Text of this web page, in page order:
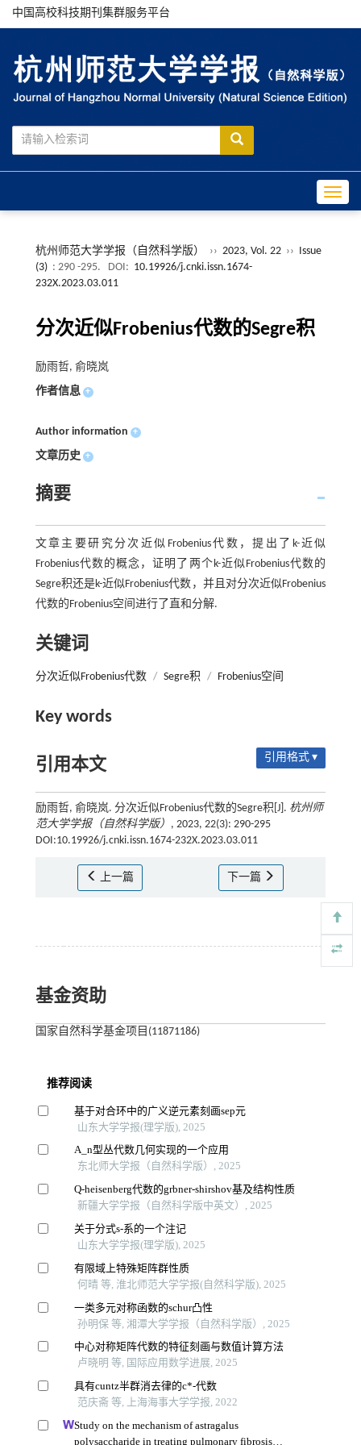
中国高校科技期刊集群服务平台
杭州师范大学学报（自然科学版） ›› 2023, Vol. 22 ›› Issue
(3) : 290 -295. DOI: 10.19926/j.cnki.issn.1674-
232X.2023.03.011
分次近似Frobenius代数的Segre积
励雨哲, 俞晓岚
作者信息 +
Author information +
文章历史 +
摘要
文章主要研究分次近似Frobenius代数，提出了k-近似
Frobenius代数的概念，证明了两个k-近似Frobenius代数的
Segre积还是k-近似Frobenius代数，并且对分次近似Frobenius
代数的Frobenius空间进行了直和分解.
关键词
分次近似Frobenius代数 / Segre积 / Frobenius空间
Key words
引用本文 引用格式 ▾
励雨哲, 俞晓岚. 分次近似Frobenius代数的Segre积[J]. 杭州师
范大学学报（自然科学版） , 2023, 22(3): 290-295
DOI:10.19926/j.cnki.issn.1674-232X.2023.03.011
上一篇 下一篇
基金资助
国家自然科学基金项目(11871186)